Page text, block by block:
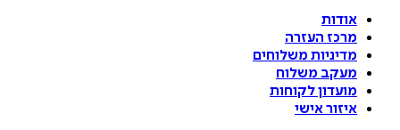
אודות
מרכז העזרה
מדיניות משלוחים
מעקב משלוח
מועדון לקוחות
איזור אישי